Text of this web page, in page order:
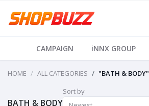
CAMPAIGN iNNX GROUP
HOME ALL CATEGORIES "BATH & BODY"
BATH & BODY
Sort by